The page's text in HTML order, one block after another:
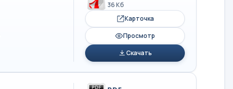
36 Кб
Карточка
Просмотр
Скачать